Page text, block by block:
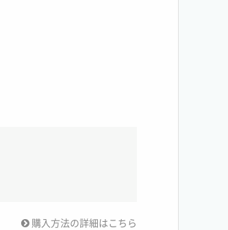
購入方法の詳細はこちら